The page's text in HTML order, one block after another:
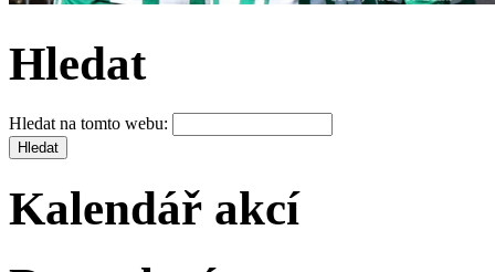
Hledat
Hledat na tomto webu:
Kalendář akcí